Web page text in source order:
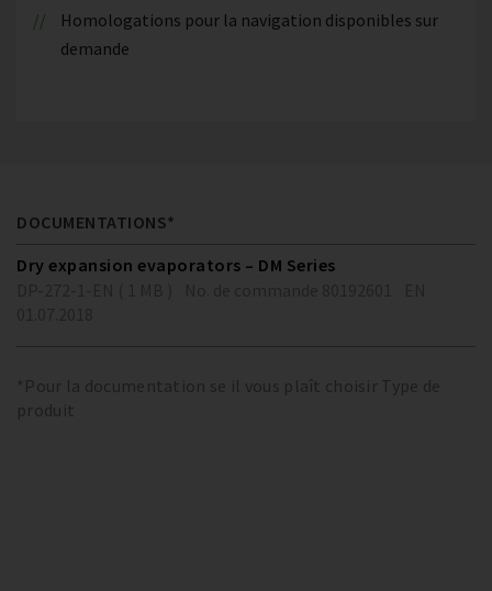
Homologations pour la navigation disponibles sur
demande
DOCUMENTATIONS*
Dry expansion evaporators – DM Series
*Pour la documentation se il vous plaît choisir Type de
produit